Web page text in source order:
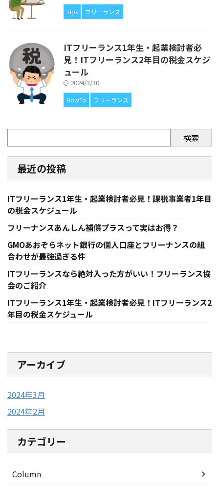
Tips フリーランス
ITフリーランス1年生・起業検討者必
見！ITフリーランス2年目の税金スケジ
ュール
2024/3/30
HowTo フリーランス
検索
最近の投稿
ITフリーランス1年生・起業検討者必見！課税事業者1年目
の税金スケジュール
フリーナンスあんしん補償プラスって実はお得？
GMOあおぞらネット銀行の個人口座とフリーナンスの組
合わせが最強過ぎる件
ITフリーランスなら絶対入った方がいい！フリーランス協
会のご紹介
ITフリーランス1年生・起業検討者必見！ITフリーランス2
年目の税金スケジュール
アーカイブ
2024年3月
2024年2月
カテゴリー
Column